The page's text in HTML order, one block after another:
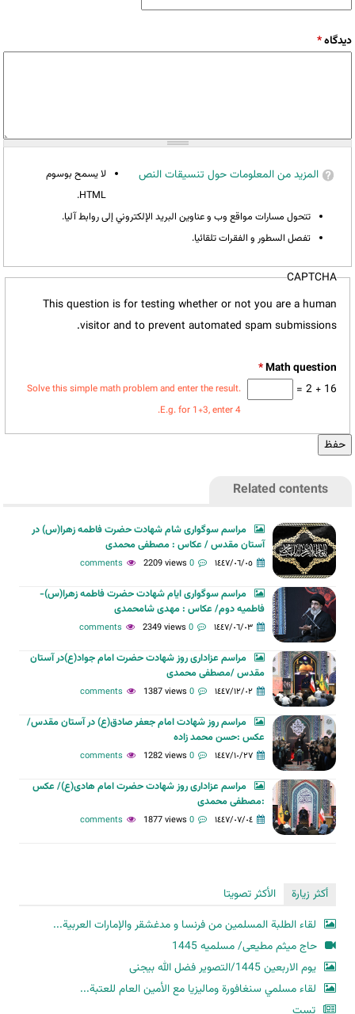
‏دیدگاه ‏*
المزيد من المعلومات حول تنسيقات النص
لا يسمح بوسوم
HTML.
تتحول مسارات مواقع وب و عناوين البريد الإلكتروني إلى روابط آليا.
تفصل السطور و الفقرات تلقائيا.
CAPTCHA
This question is for testing whether or not you are a human
visitor and to prevent automated spam submissions.
*
16 + 2 =
Solve this simple math problem and enter the result.
E.g. for 1+3, enter 4.
Related contents
مراسم سوگواری شام شهادت حضرت فاطمه زهرا(س) در
آستان مقدس / عکاس : مصطفی محمدی
١٤٤٧/٠٦/٠٥ 0 comments
2209 views
مراسم سوگواری ایام شهادت حضرت فاطمه زهرا(س)-
فاطمیه دوم/ عکاس : مهدی شامحمدی
١٤٤٧/٠٦/٠٣ 0 comments
2349 views
مراسم عزاداری روز شهادت حضرت امام جواد(ع)در آستان
مقدس /مصطفی محمدی
١٤٤٧/١٢/٠٢ 0 comments
1387 views
مراسم روز شهادت امام جعفر صادق(ع) در آستان مقدس/
عکس :حسن محمد زاده
١٤٤٧/١٠/٢٧ 0 comments
1282 views
مراسم عزاداری روز شهادت حضرت امام هادی(ع)/ عکس
:مصطفی محمدی
١٤٤٧/٠٧/٠٤ 0 comments
1877 views
أكثر زيارة
الأكثر تصويتا
لقاء الطلبة المسلمين من فرنسا و مدغشقر والإمارات العربية...
حاج میثم مطیعی/ مسلمیه 1445
یوم الاربعین 1445/التصویر فضل الله بیجنی
لقاء مسلمي سنغافورة وماليزيا مع الأمين العام للعتبة...
تست